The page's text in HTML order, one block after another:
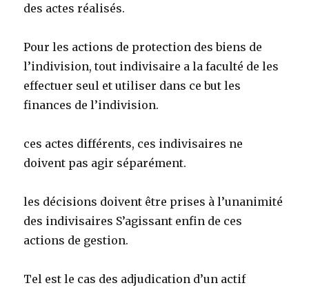
des actes réalisés.
Pour les actions de protection des biens de
l’indivision, tout indivisaire a la faculté de les
effectuer seul et utiliser dans ce but les
finances de l’indivision.
ces actes différents, ces indivisaires ne
doivent pas agir séparément.
les décisions doivent être prises à l’unanimité
des indivisaires S’agissant enfin de ces
actions de gestion.
Tel est le cas des adjudication d’un actif